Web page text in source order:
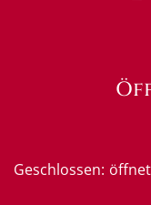
Klicken, um
Geschlossen: